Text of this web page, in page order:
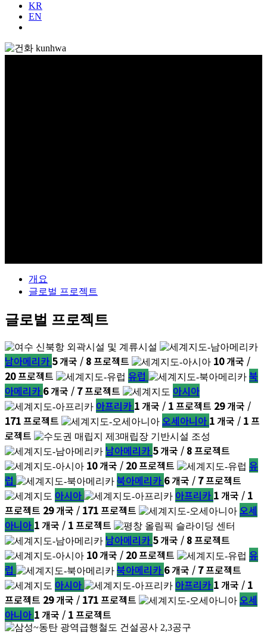
KR
EN
개요
글로벌 프로젝트
글로벌 프로젝트
남아메리카 5개국 / 8프로젝트 10개국 /
20프로젝트 유럽
북
아메리카 6개국 / 7프로젝트
아시아
아프리카 1개국 / 1프로젝트 29개국 /
171프로젝트 오세아니아 1개국 / 1프
로젝트
남아메리카 5개국 / 8프로젝트
10개국 / 20프로젝트
유
럽
북아메리카 6개국 / 7프로젝트
아시아
아프리카 1개국 / 1
프로젝트 29개국 / 171프로젝트
오세
아니아 1개국 / 1프로젝트
남아메리카 5개국 / 8프로젝트
10개국 / 20프로젝트
유
럽
북아메리카 6개국 / 7프로젝트
아시아
아프리카 1개국 / 1
프로젝트 29개국 / 171프로젝트
오세
아니아 1개국 / 1프로젝트